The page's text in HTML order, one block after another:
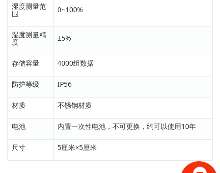
湿度测量范
围 0~100%
湿度测量精
度 ±5%
存储容量 4000组数据
防护等级 IP56
材质 不锈钢材质
电池 内置一次性电池，不可更换，约可以使用10年
尺寸 5厘米×5厘米